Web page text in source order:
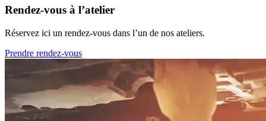
Rendez-vous à l’atelier
Réservez ici un rendez-vous dans l’un de nos ateliers.
Prendre rendez-vous